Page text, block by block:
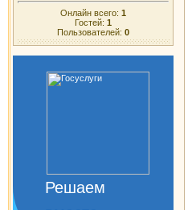
Онлайн всего: 1
Гостей: 1
Пользователей: 0
Решаем